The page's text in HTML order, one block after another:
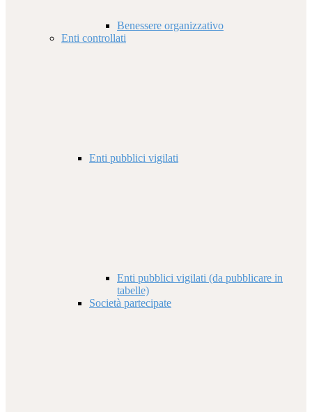
Benessere organizzativo
Enti controllati
Enti pubblici vigilati
Enti pubblici vigilati (da pubblicare in
tabelle)
Società partecipate